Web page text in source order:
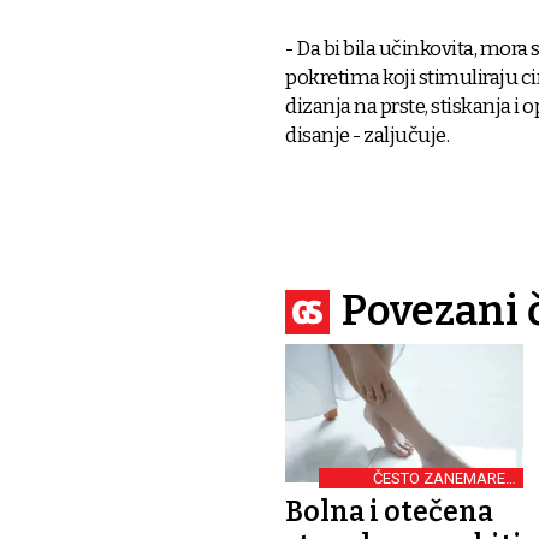
- Da bi bila učinkovita,
pokretima koji stimuliraju
dizanja na prste, stiskanja i
disanje - zaljučuje.
Povezani
ČESTO ZANEMAREN
SIMPTOM
Bolna i otečena